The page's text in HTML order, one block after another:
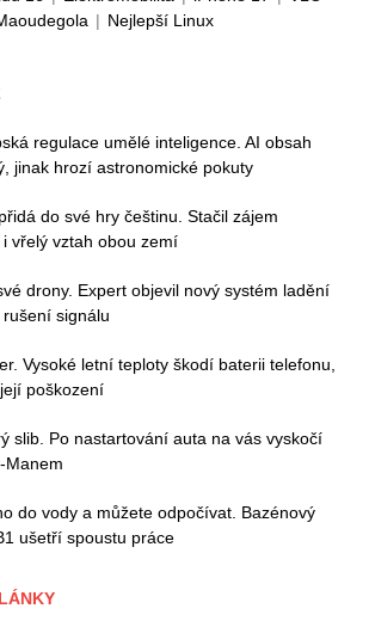
| Nejlepší Linux
regulace umělé inteligence. AI obsah
jinak hrozí astronomické pokuty
do své hry češtinu. Stačil zájem
vřelý vztah obou zemí
drony. Expert objevil nový systém ladění
signálu
Vysoké letní teploty škodí baterii telefonu,
poškození
slib. Po nastartování auta na vás vyskočí
Manem
do vody a můžete odpočívat. Bazénový
ušetří spoustu práce